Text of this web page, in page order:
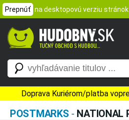
Prepnúť na desktopovú verziu stránok
Doprava Kuriérom/platba
POSTMARKS - NATIONAL